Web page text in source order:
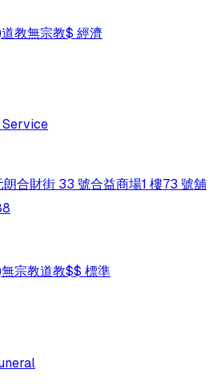
道教無宗教$ 經濟
Service
朗合財街 33 號合益商場1 樓73 號舖
無宗教道教$$ 標準